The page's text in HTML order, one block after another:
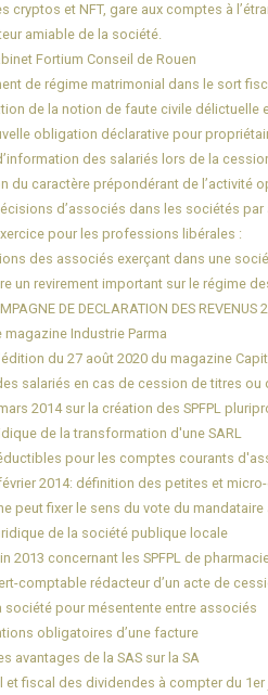
cryptos et NFT, gare aux comptes à
amiable de la société.
Fortium Conseil de Rouen
de régime matrimonial dans le sort
de la notion de faute civile délictuelle
obligation déclarative pour
des salariés lors de la
du caractère prépondérant de l’activité
d’associés dans les sociétés
pour les professions libérales :
des associés exerçant dans une
un revirement important sur le régime
DE DECLARATION DES REVENUS
magazine Industrie Parma
du 27 août 2020 du magazine
salariés en cas de cession de titres
2014 sur la création des SPFPL
de la transformation d'une SARL
pour les comptes courants
2014: définition des petites et
peut fixer le sens du vote du mandataire
de la société publique locale
2013 concernant les SPFPL de
comptable rédacteur d’un acte de
pour mésentente entre associés
obligatoires d’une facture
avantages de la SAS sur la SA
fiscal des dividendes à compter du 1er